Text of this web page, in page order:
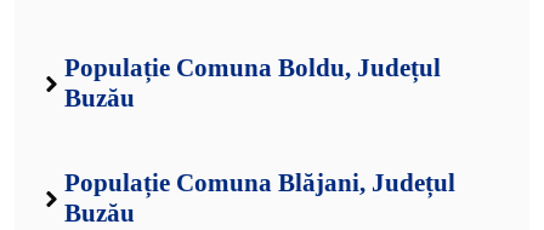
Populație Comuna Boldu, Județul
Buzău
Populație Comuna Blăjani, Județul
Buzău